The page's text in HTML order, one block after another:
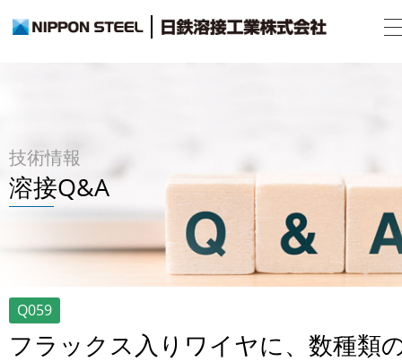
技術情報
溶接Q&A
Q059
フラックス入りワイヤに、数種類